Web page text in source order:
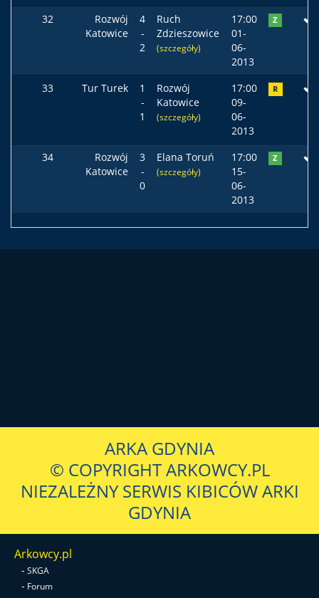
32
Rozwój
Katowice
4
-
2
Ruch
Zdzieszowice
(szczegóły)
17:00
01-
06-
2013
Z
33 Tur Turek
1
-
1
Rozwój
Katowice
(szczegóły)
17:00
09-
06-
2013
R
34
Rozwój
Katowice
3
-
0
Elana Toruń
(szczegóły)
17:00
15-
06-
2013
Z
ARKA GDYNIA
© COPYRIGHT ARKOWCY.PL
NIEZALEŻNY SERWIS KIBICÓW ARKI
GDYNIA
Arkowcy.pl
- SKGA
- Forum